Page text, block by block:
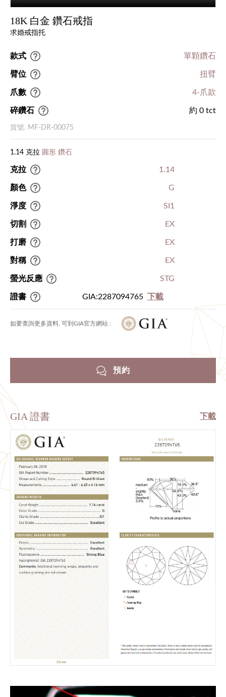
18K 白金 鑽石戒指
求婚戒指托
款式 單顆鑽石
臂位 扭臂
爪數 4-爪款
碎鑽石 約 0 tct
貨號. MF-DR-00075
1.14 克拉 圓形 鑽石
克拉 1.14
顏色 G
淨度 SI1
切割 EX
打磨 EX
對稱 EX
螢光反應 STG
證書 GIA:2287094765 下載
如要查詢更多資料, 可到GIA官方網站 :
預約
GIA 證書 下載